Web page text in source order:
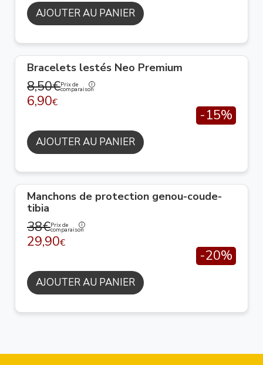
AJOUTER AU PANIER
Bracelets lestés Neo Premium
8,50€Prix de
comparaison
6,90€
-15%
AJOUTER AU PANIER
Manchons de protection genou-coude-
tibia
38€Prix de
comparaison
29,90€
-20%
AJOUTER AU PANIER